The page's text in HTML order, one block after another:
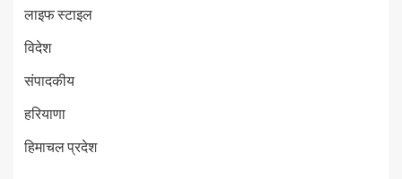
लाइफ स्टाइल
विदेश
संपादकीय
हरियाणा
हिमाचल प्रदेश